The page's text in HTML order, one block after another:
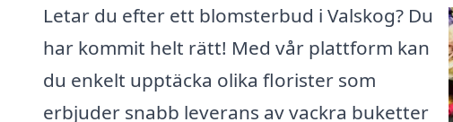
Letar du efter ett blomsterbud i Valskog? Du
har kommit helt rätt! Med vår plattform kan
du enkelt upptäcka olika florister som
erbjuder snabb leverans av vackra buketter